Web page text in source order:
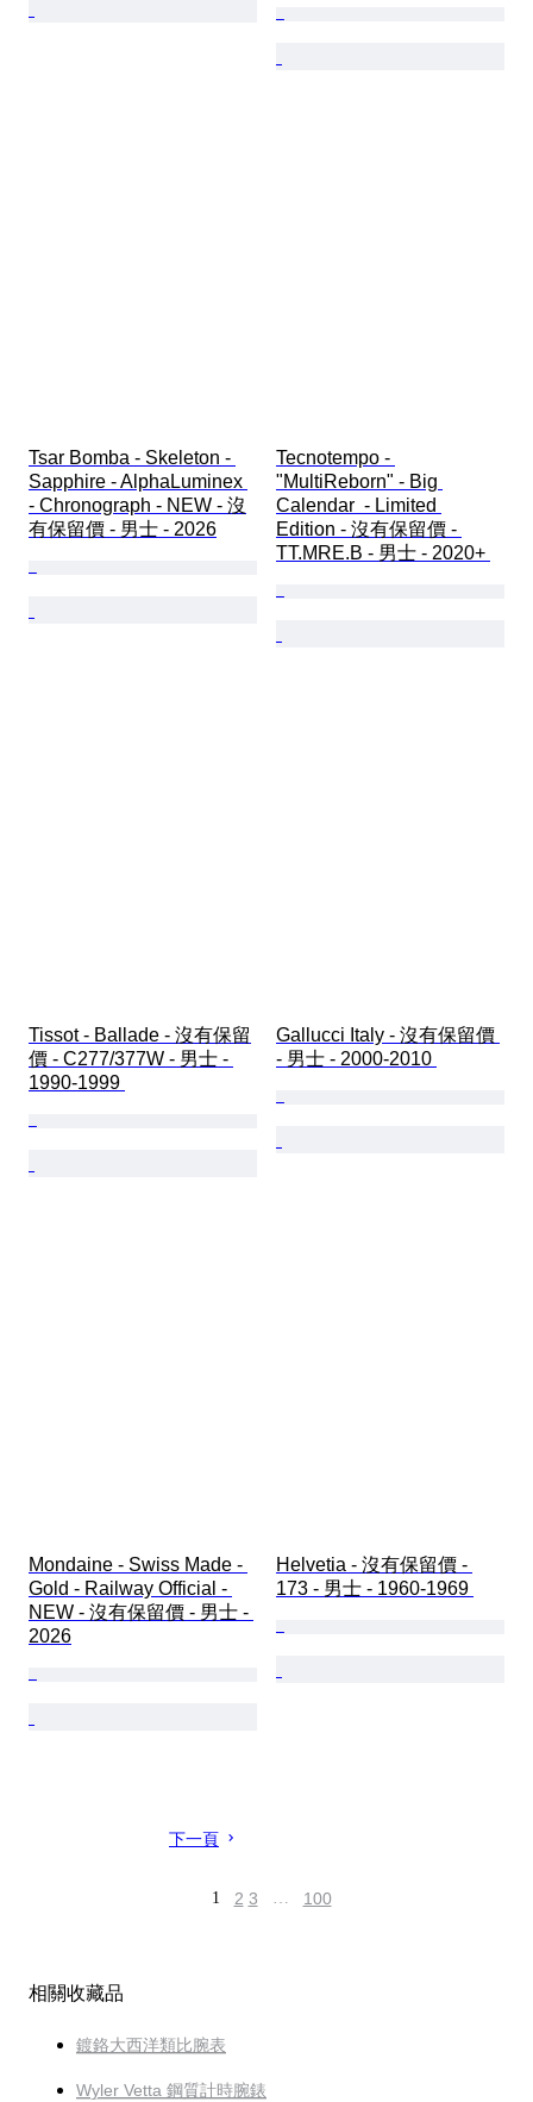
Tsar Bomba - Skeleton -
Sapphire - AlphaLuminex
- Chronograph - NEW - 沒
有保留價 - 男士 - 2026
Tecnotempo -
"MultiReborn" - Big
Calendar  - Limited
Edition - 沒有保留價 -
TT.MRE.B - 男士 - 2020+
Tissot - Ballade - 沒有保留
價 - C277/377W - 男士 -
1990-1999
Gallucci Italy - 沒有保留價
- 男士 - 2000-2010
Mondaine - Swiss Made -
Gold - Railway Official -
NEW - 沒有保留價 - 男士 -
2026
Helvetia - 沒有保留價 -
173 - 男士 - 1960-1969
下一頁
1 2 3 … 100
相關收藏品
鍍鉻大西洋類比腕表
Wyler Vetta 鋼質計時腕錶